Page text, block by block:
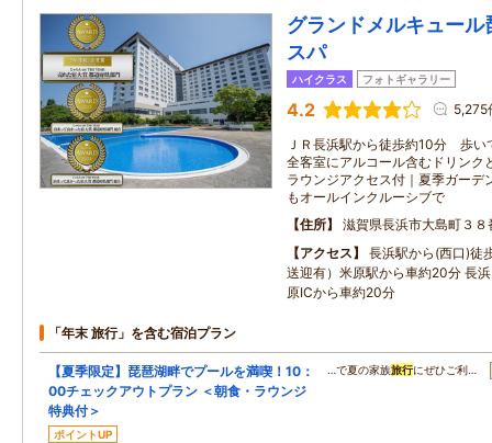
グランドメルキュー
スパ
ハイクラス フォトギャラリー
4.2 5,275
ＪＲ長浜駅から徒歩約10分 歩い
全客室にアルコール含むドリンク
ラウンジアクセス付｜夏季ガーデ
もオールインクルーシブで
住所
滋賀県長浜市大島町３８
アクセス
長浜駅から(西口)徒
送迎有）米原駅から車約20分 長
原ICから車約20分
「年末 旅行」を含む宿泊プラン
【夏季限定】琵琶湖畔でプールを満喫！10：
00チェックアウトプラン ＜朝食・ラウンジ
特典付＞
ポイントUP
…で夏の家族旅行にぜひご利…